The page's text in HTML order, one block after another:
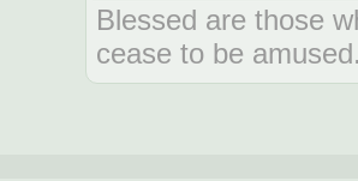
Blessed are those
cease to be